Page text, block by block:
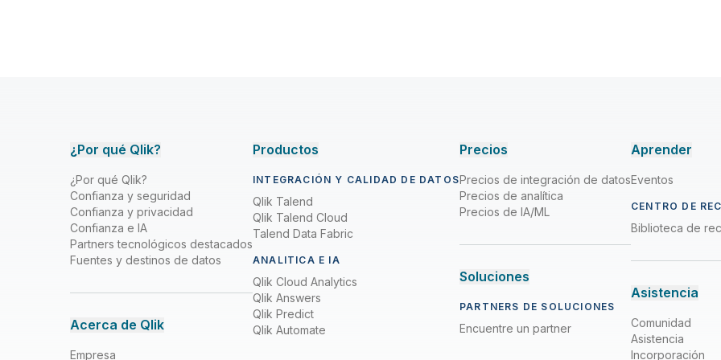
¿Por qué Qlik?
¿Por qué Qlik?
Confianza y seguridad
Confianza y privacidad
Confianza e IA
Partners tecnológicos destacados
Fuentes y destinos de datos
Acerca de Qlik
Empresa
Productos
INTEGRACIÓN Y CALIDAD DE DATOS
Qlik Talend
Qlik Talend Cloud
Talend Data Fabric
ANALITICA E IA
Qlik Cloud Analytics
Qlik Answers
Qlik Predict
Qlik Automate
Precios
Precios de integración de datos
Precios de analítica
Precios de IA/ML
Soluciones
PARTNERS DE SOLUCIONES
Encuentre un partner
Aprender
Eventos
CENTRO DE
Biblioteca de
Asistencia
Comunidad
Asistencia
Incorporación